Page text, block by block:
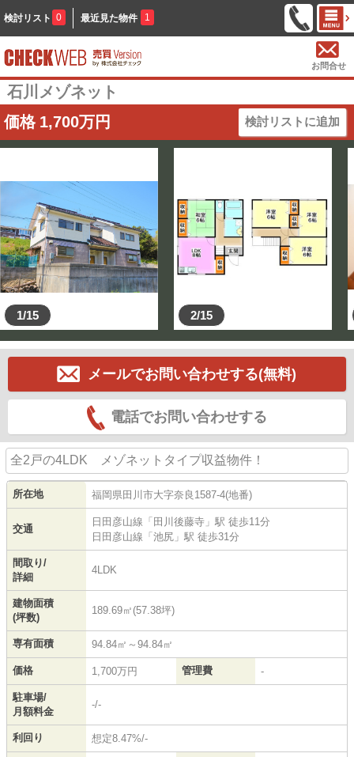
検討リスト 0 最近見た物件 1
お問合せ
石川メゾネット
価格 1,700万円 検討リストに追加
1/15 2/15
メールでお問い合わせする(無料)
電話でお問い合わせする
全2戸の4LDK メゾネットタイプ収益物件！
所在地 福岡県 田川市大字奈良 1587-4(地番)
交通
日田彦山線 「 田川後藤寺 」駅 徒歩11分
日田彦山線 「 池尻 」駅 徒歩31分
間取り/
詳細
4LDK
建物面積
(坪数)
189.69㎡(57.38坪)
専有面積 94.84㎡～94.84㎡
価格 1,700万円 管理費 -
駐車場/
月額料金
-/-
利回り 想定8.47%/-